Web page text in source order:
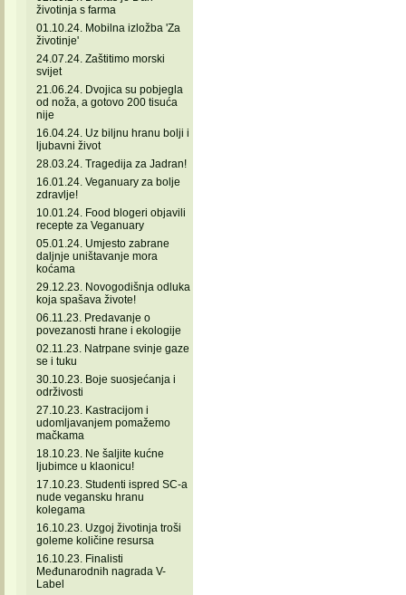
životinja s farma
01.10.24. Mobilna izložba 'Za
životinje'
24.07.24. Zaštitimo morski
svijet
21.06.24. Dvojica su pobjegla
od noža, a gotovo 200 tisuća
nije
16.04.24. Uz biljnu hranu bolji i
ljubavni život
28.03.24. Tragedija za Jadran!
16.01.24. Veganuary za bolje
zdravlje!
10.01.24. Food blogeri objavili
recepte za Veganuary
05.01.24. Umjesto zabrane
daljnje uništavanje mora
koćama
29.12.23. Novogodišnja odluka
koja spašava živote!
06.11.23. Predavanje o
povezanosti hrane i ekologije
02.11.23. Natrpane svinje gaze
se i tuku
30.10.23. Boje suosjećanja i
održivosti
27.10.23. Kastracijom i
udomljavanjem pomažemo
mačkama
18.10.23. Ne šaljite kućne
ljubimce u klaonicu!
17.10.23. Studenti ispred SC-a
nude vegansku hranu
kolegama
16.10.23. Uzgoj životinja troši
goleme količine resursa
16.10.23. Finalisti
Međunarodnih nagrada V-
Label